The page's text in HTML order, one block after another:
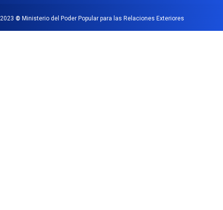
2023 © Ministerio del Poder Popular para las Relaciones Exteriores